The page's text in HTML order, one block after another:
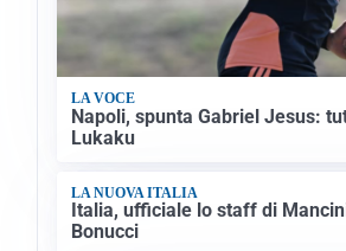
LA VOCE
Napoli, spunta Gabriel Jesus:
Lukaku
LA NUOVA ITALIA
Italia, ufficiale lo staff di
Bonucci